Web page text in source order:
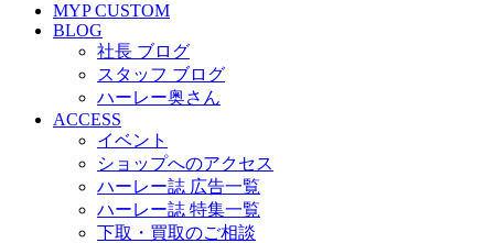
MYP CUSTOM
BLOG
社長 ブログ
スタッフ ブログ
ハーレー奥さん
ACCESS
イベント
ショップへのアクセス
ハーレー誌 広告一覧
ハーレー誌 特集一覧
下取・買取のご相談